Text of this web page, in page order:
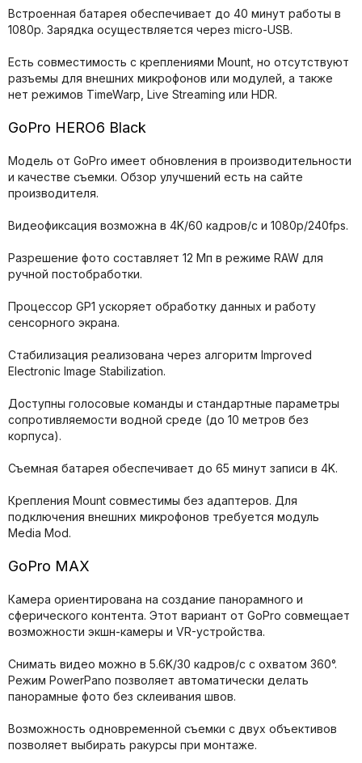
Встроенная батарея обеспечивает до 40 минут работы в
1080p. Зарядка осуществляется через micro-USB.
Есть совместимость с креплениями Mount, но отсутствуют
разъемы для внешних микрофонов или модулей, а также
нет режимов TimeWarp, Live Streaming или HDR.
GoPro HERO6 Black
Модель от GoPro имеет обновления в производительности
и качестве съемки. Обзор улучшений есть на сайте
производителя.
Видеофиксация возможна в 4K/60 кадров/с и 1080p/240fps.
Разрешение фото составляет 12 Мп в режиме RAW для
ручной постобработки.
Процессор GP1 ускоряет обработку данных и работу
сенсорного экрана.
Стабилизация реализована через алгоритм Improved
Electronic Image Stabilization.
Доступны голосовые команды и стандартные параметры
сопротивляемости водной среде (до 10 метров без
корпуса).
Съемная батарея обеспечивает до 65 минут записи в 4K.
Крепления Mount совместимы без адаптеров. Для
подключения внешних микрофонов требуется модуль
Media Mod.
GoPro MAX
Камера ориентирована на создание панорамного и
сферического контента. Этот вариант от GoPro совмещает
возможности экшн-камеры и VR-устройства.
Снимать видео можно в 5.6K/30 кадров/с с охватом 360°.
Режим PowerPano позволяет автоматически делать
панорамные фото без склеивания швов.
Возможность одновременной съемки с двух объективов
позволяет выбирать ракурсы при монтаже.